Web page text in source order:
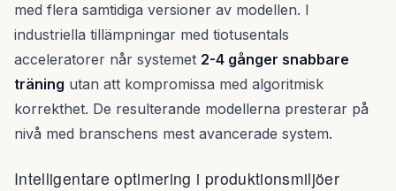
med flera samtidiga versioner av modellen. I
industriella tillämpningar med tiotusentals
acceleratorer når systemet 2-4 gånger snabbare
träning utan att kompromissa med algoritmisk
korrekthet. De resulterande modellerna presterar på
nivå med branschens mest avancerade system.
Intelligentare optimering i produktionsmiljöer